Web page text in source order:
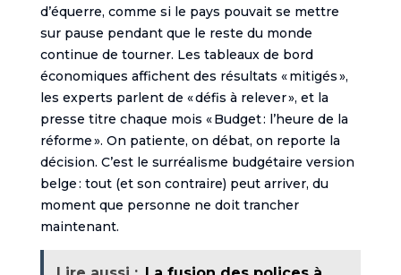
d’équerre, comme si le pays pouvait se mettre
sur pause pendant que le reste du monde
continue de tourner. Les tableaux de bord
économiques affichent des résultats « mitigés »,
les experts parlent de « défis à relever », et la
presse titre chaque mois « Budget : l’heure de la
réforme ». On patiente, on débat, on reporte la
décision. C’est le surréalisme budgétaire version
belge : tout (et son contraire) peut arriver, du
moment que personne ne doit trancher
maintenant.